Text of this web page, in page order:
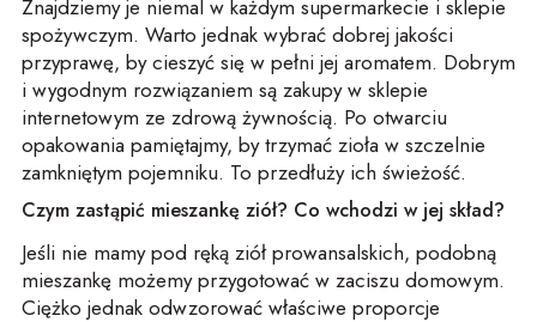
Znajdziemy je niemal w każdym supermarkecie i sklepie
spożywczym. Warto jednak wybrać dobrej jakości
przyprawę, by cieszyć się w pełni jej aromatem. Dobrym
i wygodnym rozwiązaniem są zakupy w sklepie
internetowym ze zdrową żywnością. Po otwarciu
opakowania pamiętajmy, by trzymać zioła w szczelnie
zamkniętym pojemniku. To przedłuży ich świeżość.
Czym zastąpić mieszankę ziół? Co wchodzi w jej skład?
Jeśli nie mamy pod ręką ziół prowansalskich, podobną
mieszankę możemy przygotować w zaciszu domowym.
Ciężko jednak odwzorować właściwe proporcje